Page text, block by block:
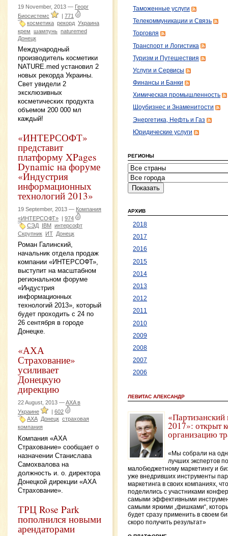
19 November, 2013 — Георг
Биосистемс
| 771
косметика рекорд Украина
крем шампунь naturemed
Донецк
Международный
производитель косметики
NATURE.med установил 2
новых рекорда Украины.
Свет увидели 2
эксклюзивных
косметических продукта
объемом 200 000 мл
каждый!
«ИНТЕРСОФТ»
представит
платформу XPages
Dynamic на форуме
«Индустрия
информационных
технологий 2013»
19 September, 2013 — Компания
«ИНТЕРСОФТ» | 974
СЭД IBM интерсофт
Скрупник ИТ Донецк
Роман Галинский,
начальник отдела продаж
компании «ИНТЕРСОФТ»,
выступит на масштабном
региональном форуме
«Индустрия
информационных
технологий 2013», который
будет проходить с 24 по
26 сентября в городе
Донецке.
«АХА
Страхование»
усиливает
Донецкую
дирекцию
22 August, 2013 —AXA в
Украине
| 602
AXA Донецк страховая
компания
Компания «AXA
Страхование» сообщает о
назначении Станислава
Самохвалова на
должность и. о. директора
Донецкой дирекции «AXA
Страхование».
ТРЦ Rose Park
пополнился новыми
арендаторами
Таможенные услуги
Телекоммуникации и Связь
Торговля
Транспорт и Логистика
Туризм и Путешествия
Услуги и Сервисы
Финансы и Банки
Химическая промышленность
Шоубизнес и Знаменитости
Энергетика, Нефть и Газ
Юридические услуги
РЕГИОНЫ
АРХИВ
2018
2017
2016
2015
2014
2013
2012
2011
2010
2009
2008
2007
2006
ЛЕВИТАС АЛЕКСАНДР
«Партизанский
2017»: открыт
организацию
«Мы собрали на
лучших экспертов по
малобюджетному маркетингу и
уже внедривших инструменты
маркетинга в своих компаниях,
поделились с участниками
самыми эффективными
самыми яркими „фишками“,
будет сразу применить в своем
скоро получить результат»